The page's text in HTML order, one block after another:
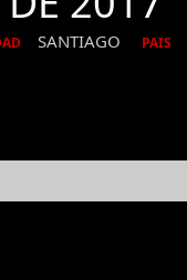
SANTIAGO PAIS